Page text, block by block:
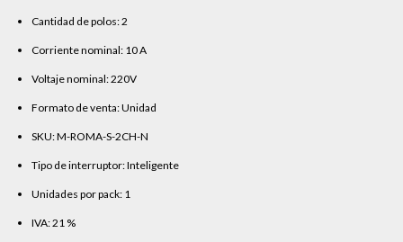
Cantidad de polos: 2
Corriente nominal: 10 A
Voltaje nominal: 220V
Formato de venta: Unidad
SKU: M-ROMA-S-2CH-N
Tipo de interruptor: Inteligente
Unidades por pack: 1
IVA: 21 %